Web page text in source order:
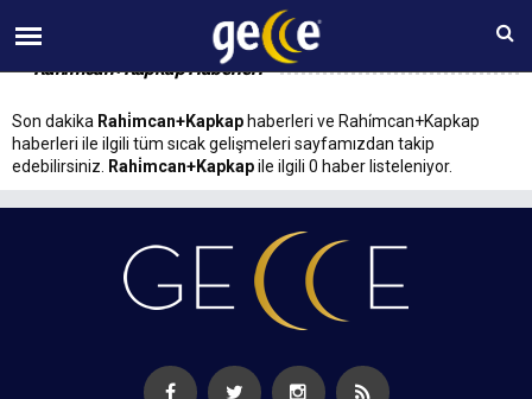
07 AĞUSTOS Cuma 15:40
Rahi̇mcan+Kapkap Haberleri
Son dakika Rahi̇mcan+Kapkap haberleri ve Rahi̇mcan+Kapkap
haberleri ile ilgili tüm sıcak gelişmeleri sayfamızdan takip
edebilirsiniz.
Rahi̇mcan+Kapkapile ilgili 0 haber listeleniyor.